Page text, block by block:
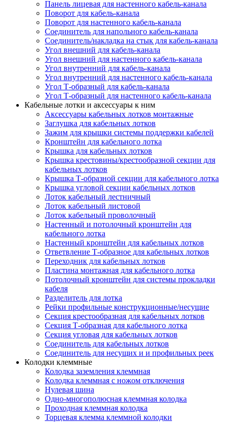
Панель лицевая для настенного кабель-канала
Поворот для кабель-канала
Поворот для настенного кабель-канала
Соединитель для напольного кабель-канала
Соединитель/накладка на стык для кабель-канала
Угол внешний для кабель-канала
Угол внешний для настенного кабель-канала
Угол внутренний для кабель-канала
Угол внутренний для настенного кабель-канала
Угол Т-образный для кабель-канала
Угол Т-образный для настенного кабель-канала
Кабельные лотки и аксессуары к ним
Аксессуары кабельных лотков монтажные
Заглушка для кабельных лотков
Зажим для крышки системы поддержки кабелей
Кронштейн для кабельного лотка
Крышка для кабельных лотков
Крышка крестовины/крестообразной секции для
кабельных лотков
Крышка Т-образной секции для кабельного лотка
Крышка угловой секции кабельных лотков
Лоток кабельный лестничный
Лоток кабельный листовой
Лоток кабельный проволочный
Настенный и потолочный кронштейн для
кабельного лотка
Настенный кронштейн для кабельных лотков
Ответвление Т-образное для кабельных лотков
Переходник для кабельных лотков
Пластина монтажная для кабельного лотка
Потолочный кронштейн для системы прокладки
кабеля
Разделитель для лотка
Рейки профильные конструкционные/несущие
Секция крестообразная для кабельных лотков
Секция Т-образная для кабельного лотка
Секция угловая для кабельных лотков
Соединитель для кабельных лотков
Соединитель для несущих и и профильных реек
Колодки клеммные
Колодка заземления клеммная
Колодка клеммная с ножом отключения
Нулевая шина
Одно-многополюсная клеммная колодка
Проходная клеммная колодка
Торцевая клемма клеммной колодки